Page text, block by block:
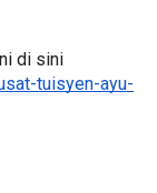
di sini
tuisyen-ayu-